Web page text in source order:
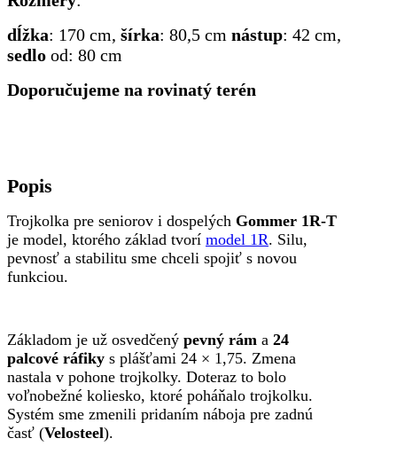
dĺžka: 170 cm, šírka: 80,5 cm nástup: 42 cm,
sedlo od: 80 cm
Doporučujeme na rovinatý terén
Popis
Trojkolka pre seniorov i dospelých Gommer 1R-T
je model, ktorého základ tvorí model 1R. Silu,
pevnosť a stabilitu sme chceli spojiť s novou
funkciou.
Základom je už osvedčený pevný rám a 24
palcové ráfiky s plášťami 24 × 1,75. Zmena
nastala v pohone trojkolky. Doteraz to bolo
voľnobežné koliesko, ktoré poháňalo trojkolku.
Systém sme zmenili pridaním náboja pre zadnú
časť (Velosteel).